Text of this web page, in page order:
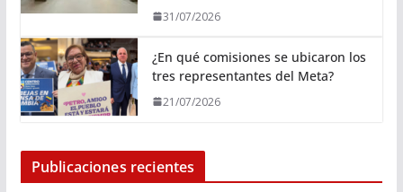
31/07/2026
¿En qué comisiones se ubicaron los
tres representantes del Meta?
21/07/2026
Publicaciones recientes